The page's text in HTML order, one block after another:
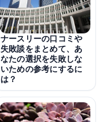
ナースリーの口コミや
失敗談をまとめて、あ
なたの選択を失敗しな
いための参考にするに
は？